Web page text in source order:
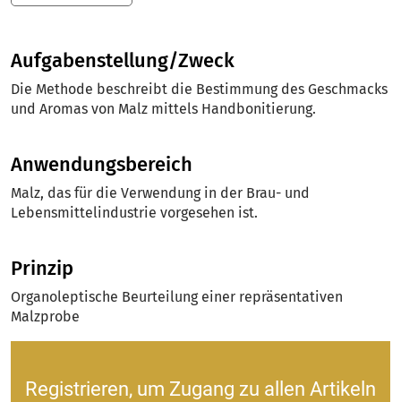
Aufgabenstellung/Zweck
Die Methode beschreibt die Bestimmung des Geschmacks
und Aromas von Malz mittels Handbonitierung.
Anwendungsbereich
Malz, das für die Verwendung in der Brau- und
Lebensmittelindustrie vorgesehen ist.
Prinzip
Organoleptische Beurteilung einer repräsentativen
Malzprobe
Registrieren, um Zugang zu allen Artikeln